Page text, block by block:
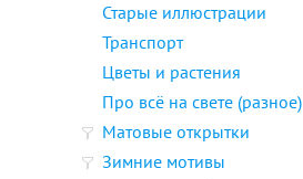
Старые иллюстрации
Транспорт
Цветы и растения
Про всё на свете (разное)
Матовые открытки
Зимние мотивы